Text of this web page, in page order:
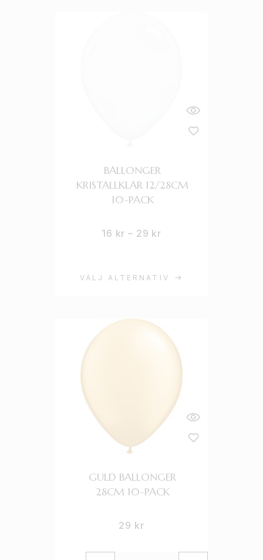
VÄLJ ALTERNATIV
BALLONGER
KRISTALLKLAR 12/28CM
10-PACK
16 kr – 29 kr
GULD BALLONGER
28CM 10-PACK
29 kr